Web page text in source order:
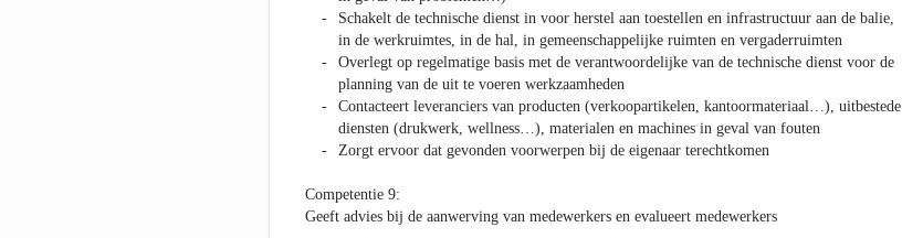
Schakelt de technische dienst in voor herstel aan toestellen en infrastructuur aan de balie,
in de werkruimtes, in de hal, in gemeenschappelijke ruimten en vergaderruimten
Overlegt op regelmatige basis met de verantwoordelijke van de technische dienst voor de
planning van de uit te voeren werkzaamheden
Contacteert leveranciers van producten (verkoopartikelen, kantoormateriaal…), uitbestede
diensten (drukwerk, wellness…), materialen en machines in geval van fouten
Zorgt ervoor dat gevonden voorwerpen bij de eigenaar terechtkomen
Competentie 9:
Geeft advies bij de aanwerving van medewerkers en evalueert medewerkers